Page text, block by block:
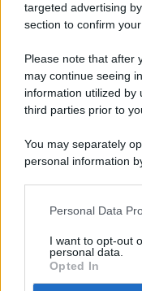
targeted advertising
section to confirm your
Please note that after
may continue seeing
information utilized by
third parties prior to
You may separately
personal information
This information may
disclose it to other
Personal Data
I want to opt-out
personal data.
Opted In
© 2026 - Pianeta
Registrata Al
ISCRIZIONE AL